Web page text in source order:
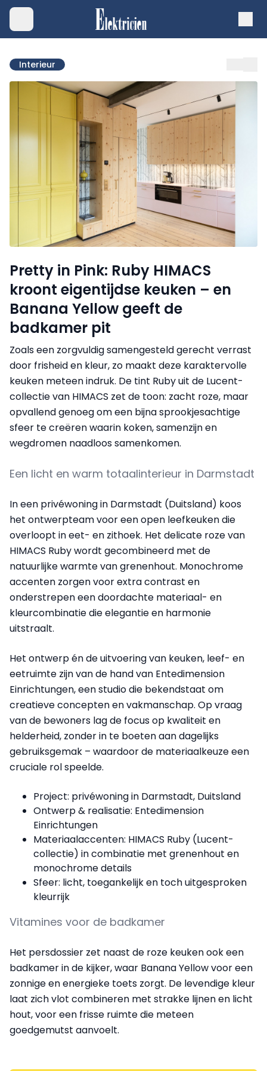
Interieur
Pretty in Pink: Ruby HIMACS
kroont eigentijdse keuken – en
Banana Yellow geeft de
badkamer pit
Zoals een zorgvuldig samengesteld gerecht verrast
door frisheid en kleur, zo maakt deze karaktervolle
keuken meteen indruk. De tint Ruby uit de Lucent-
collectie van HIMACS zet de toon: zacht roze, maar
opvallend genoeg om een bijna sprookjesachtige
sfeer te creëren waarin koken, samenzijn en
wegdromen naadloos samenkomen.
Een licht en warm totaalinterieur in Darmstadt
In een privéwoning in Darmstadt (Duitsland) koos
het ontwerpteam voor een open leefkeuken die
overloopt in eet- en zithoek. Het delicate roze van
HIMACS Ruby wordt gecombineerd met de
natuurlijke warmte van grenenhout. Monochrome
accenten zorgen voor extra contrast en
onderstrepen een doordachte materiaal- en
kleurcombinatie die elegantie en harmonie
uitstraalt.
Het ontwerp én de uitvoering van keuken, leef- en
eetruimte zijn van de hand van Entedimension
Einrichtungen, een studio die bekendstaat om
creatieve concepten en vakmanschap. Op vraag
van de bewoners lag de focus op kwaliteit en
helderheid, zonder in te boeten aan dagelijks
gebruiksgemak – waardoor de materiaalkeuze een
cruciale rol speelde.
Project: privéwoning in Darmstadt, Duitsland
Ontwerp & realisatie: Entedimension
Einrichtungen
Materiaalaccenten: HIMACS Ruby (Lucent-
collectie) in combinatie met grenenhout en
monochrome details
Sfeer: licht, toegankelijk en toch uitgesproken
kleurrijk
Vitamines voor de badkamer
Het persdossier zet naast de roze keuken ook een
badkamer in de kijker, waar Banana Yellow voor een
zonnige en energieke toets zorgt. De levendige kleur
laat zich vlot combineren met strakke lijnen en licht
hout, voor een frisse ruimte die meteen
goedgemutst aanvoelt.